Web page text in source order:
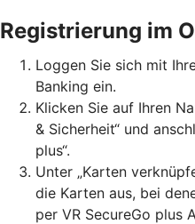
Registrierung im
Loggen Sie sich mit
Banking ein.
Klicken Sie auf Ihren
& Sicherheit“ und
plus“.
Unter „Karten
die Karten aus, bei
per VR SecureGo plus